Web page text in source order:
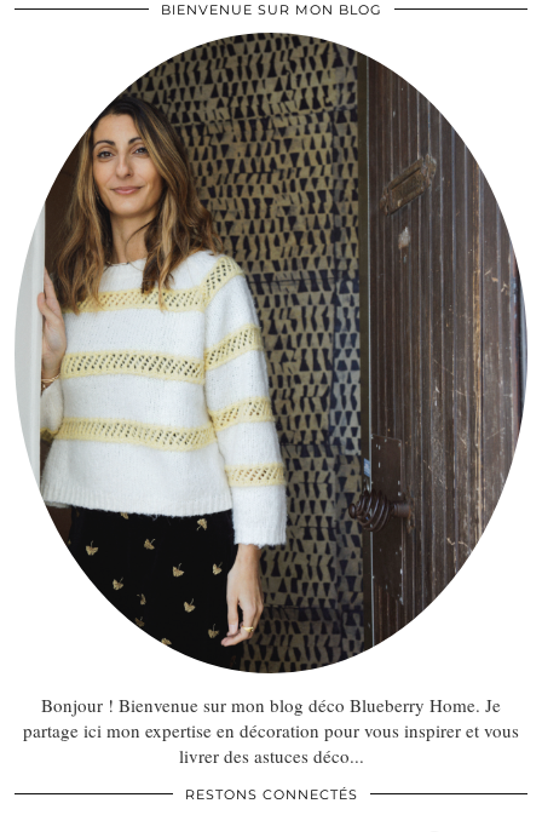
BIENVENUE SUR MON BLOG
Bonjour ! Bienvenue sur mon blog déco Blueberry Home. Je
partage ici mon expertise en décoration pour vous inspirer et vous
livrer des astuces déco...
RESTONS CONNECTÉS